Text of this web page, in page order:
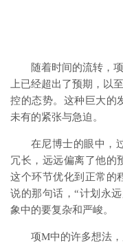
随着时间的流转，
上已经超出了预期，以
控的态势。这种巨大的
未有的紧张与急迫。
在尼博士的眼中，
冗长，远远偏离了他的
这个环节优化到正常的
说的那句话，“计划永
象中的要复杂和严峻。
项M中的许多想法